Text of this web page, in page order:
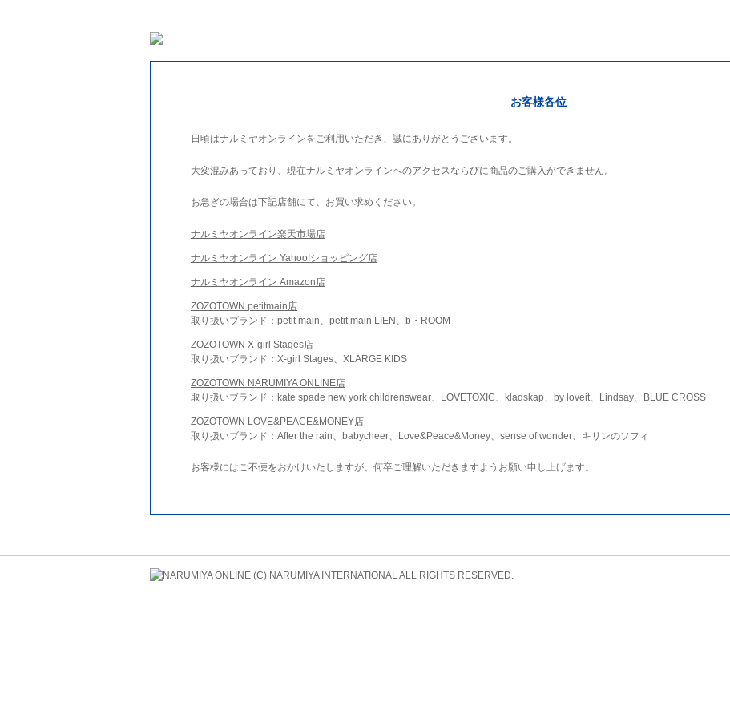
お客様各位
日頃はナルミヤオンラインをご利用いただき、誠にありがとうございます。
大変混みあっており、現在ナルミヤオンラインへのアクセスならびに商品のご購入ができません。
お急ぎの場合は下記店舗にて、お買い求めください。
ナルミヤオンライン楽天市場店
ナルミヤオンライン Yahoo!ショッピング店
ナルミヤオンライン Amazon店
ZOZOTOWN petitmain店
取り扱いブランド：petit main、petit main LIEN、b・ROOM
ZOZOTOWN X-girl Stages店
取り扱いブランド：X-girl Stages、XLARGE KIDS
ZOZOTOWN NARUMIYA ONLINE店
取り扱いブランド：kate spade new york childrenswear、LOVETOXIC、kladskap、by loveit、Lindsay、BLUE CROSS
ZOZOTOWN LOVE&PEACE&MONEY店
取り扱いブランド：After the rain、babycheer、Love&Peace&Money、sense of wonder、キリンのソフィ
お客様にはご不便をおかけいたしますが、何卒ご理解いただきますようお願い申し上げます。